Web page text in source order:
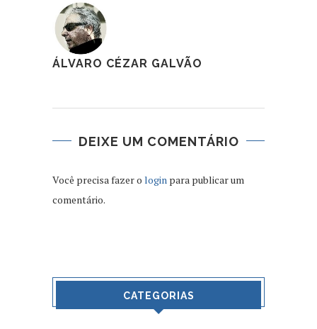
ÁLVARO CÉZAR GALVÃO
DEIXE UM COMENTÁRIO
Você precisa fazer o login para publicar um
comentário.
CATEGORIAS